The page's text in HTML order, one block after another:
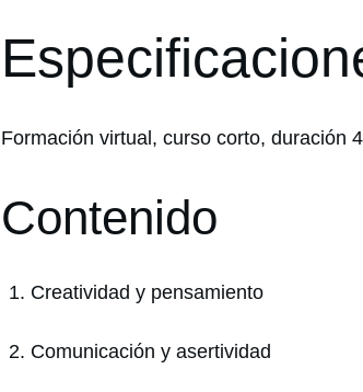
Formación virtual, curso corto, duración
Contenido
Creatividad y pensamiento
Comunicación y asertividad